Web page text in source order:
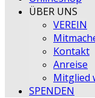
ÜBER UNS
VEREIN
Kontakt
Anreise
Mitglied
SPENDEN